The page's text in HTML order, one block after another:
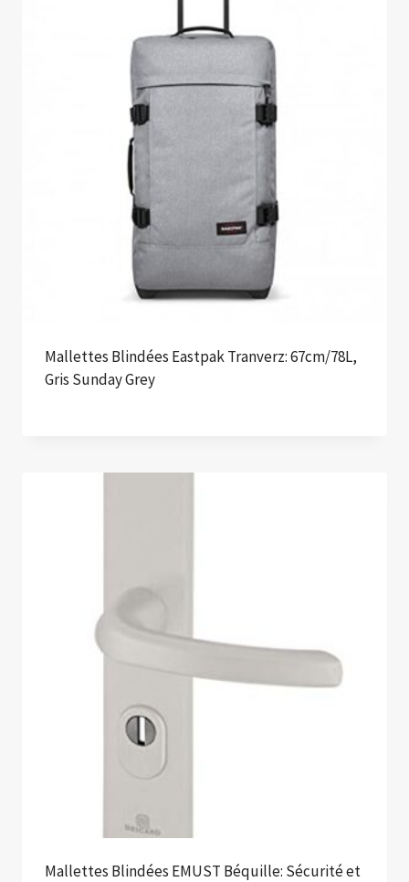
Mallettes Blindées Eastpak Tranverz: 67cm/78L,
Gris Sunday Grey
Mallettes Blindées EMUST Béquille: Sécurité et